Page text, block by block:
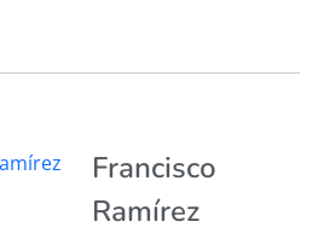
Francisco
Ramírez